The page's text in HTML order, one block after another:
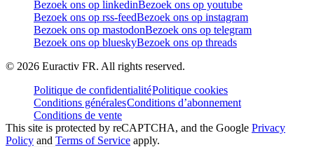
Bezoek ons op linkedinBezoek ons op youtube
Bezoek ons op rss-feedBezoek ons op instagram
Bezoek ons op mastodonBezoek ons op telegram
Bezoek ons op blueskyBezoek ons op threads
© 2026 Euractiv FR. All rights reserved.
Politique de confidentialitéPolitique cookies
Conditions généralesConditions d’abonnement
Conditions de vente
This site is protected by reCAPTCHA, and the Google Privacy
Policy and Terms of Service apply.